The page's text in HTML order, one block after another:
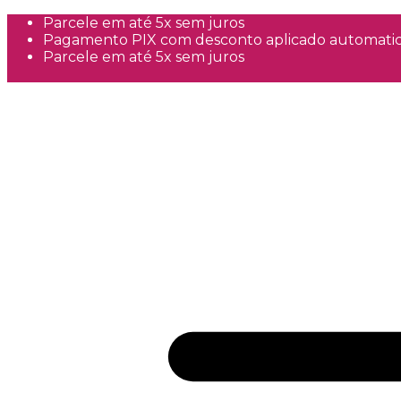
Parcele em até 5x sem juros
Pagamento PIX com desconto aplicado
Parcele em até 5x sem juros